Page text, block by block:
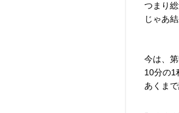
つまり
じゃあ
今は、
10分の1
あくま